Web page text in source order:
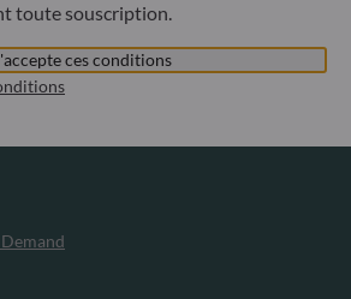
toute souscription.
ces conditions